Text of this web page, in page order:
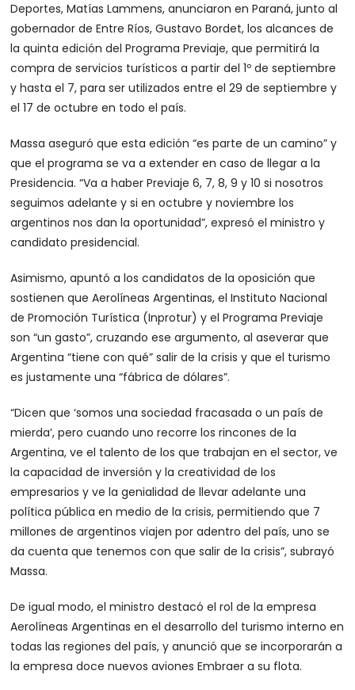
Deportes, Matías Lammens, anunciaron en Paraná, junto al
gobernador de Entre Ríos, Gustavo Bordet, los alcances de
la quinta edición del Programa Previaje, que permitirá la
compra de servicios turísticos a partir del 1º de septiembre
y hasta el 7, para ser utilizados entre el 29 de septiembre y
el 17 de octubre en todo el país.
Massa aseguró que esta edición “es parte de un camino” y
que el programa se va a extender en caso de llegar a la
Presidencia. “Va a haber Previaje 6, 7, 8, 9 y 10 si nosotros
seguimos adelante y si en octubre y noviembre los
argentinos nos dan la oportunidad”, expresó el ministro y
candidato presidencial.
Asimismo, apuntó a los candidatos de la oposición que
sostienen que Aerolíneas Argentinas, el Instituto Nacional
de Promoción Turística (Inprotur) y el Programa Previaje
son “un gasto”, cruzando ese argumento, al aseverar que
Argentina “tiene con qué” salir de la crisis y que el turismo
es justamente una “fábrica de dólares”.
“Dicen que ‘somos una sociedad fracasada o un país de
mierda’, pero cuando uno recorre los rincones de la
Argentina, ve el talento de los que trabajan en el sector, ve
la capacidad de inversión y la creatividad de los
empresarios y ve la genialidad de llevar adelante una
política pública en medio de la crisis, permitiendo que 7
millones de argentinos viajen por adentro del país, uno se
da cuenta que tenemos con que salir de la crisis”, subrayó
Massa.
De igual modo, el ministro destacó el rol de la empresa
Aerolíneas Argentinas en el desarrollo del turismo interno en
todas las regiones del país, y anunció que se incorporarán a
la empresa doce nuevos aviones Embraer a su flota.